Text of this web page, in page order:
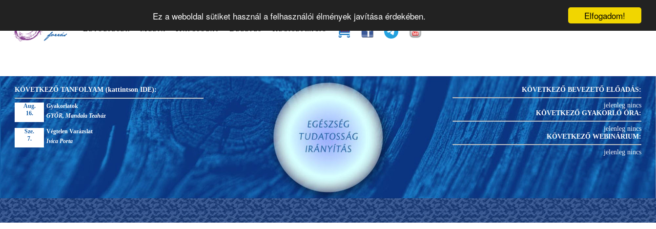
Elfogadom!
Ez a weboldal sütiket használ a felhasználói élmények javítása érdekében. PRK-1U
KÖVETKEZŐ TANFOLYAM (kattintson IDE):
Aug.
16.
Gyakorlatok
GYŐR, Mandala Teaház
Sze.
7.
Végtelen Varázslat
Ivica Porta
KÖVETKEZŐ BEVEZETŐ ELŐADÁS:
jelenleg nincs
KÖVETKEZŐ GYAKORLÓ ÓRA:
jelenleg nincs
KÖVETKEZŐ WEBINÁRIUM:
jelenleg nincs